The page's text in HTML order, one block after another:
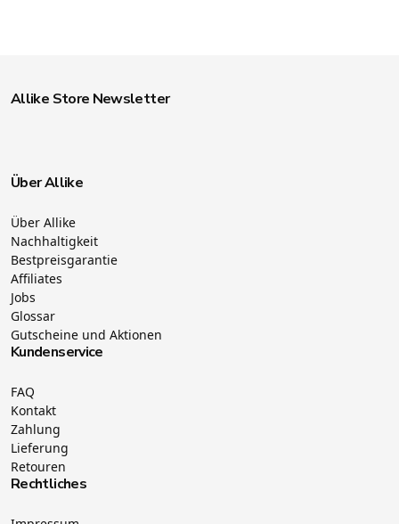
Allike Store Newsletter
Über Allike
Über Allike
Nachhaltigkeit
Bestpreisgarantie
Affiliates
Jobs
Glossar
Gutscheine und Aktionen
Kundenservice
FAQ
Kontakt
Zahlung
Lieferung
Retouren
Rechtliches